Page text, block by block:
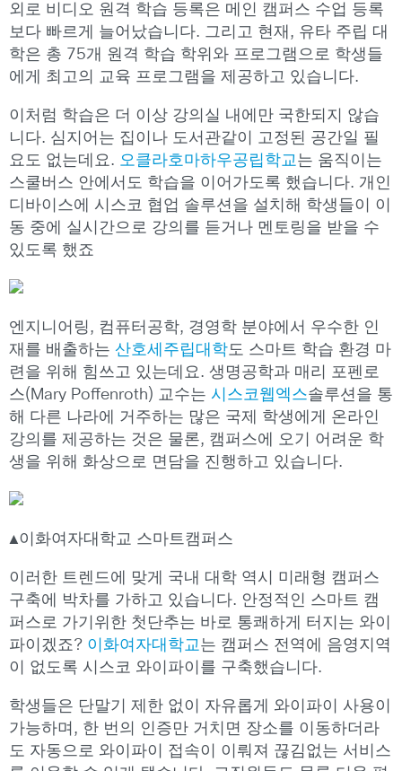
외로 비디오 원격 학습 등록은 메인 캠퍼스 수업 등록
보다 빠르게 늘어났습니다. 그리고 현재, 유타 주립 대
학은 총 75개 원격 학습 학위와 프로그램으로 학생들
에게 최고의 교육 프로그램을 제공하고 있습니다.
이처럼 학습은 더 이상 강의실 내에만 국한되지 않습
니다. 심지어는 집이나 도서관같이 고정된 공간일 필
요도 없는데요. 오클라호마하우공립학교는 움직이는
스쿨버스 안에서도 학습을 이어가도록 했습니다. 개인
디바이스에 시스코 협업 솔루션을 설치해 학생들이 이
동 중에 실시간으로 강의를 듣거나 멘토링을 받을 수
있도록 했죠
엔지니어링, 컴퓨터공학, 경영학 분야에서 우수한 인
재를 배출하는 산호세주립대학도 스마트 학습 환경 마
련을 위해 힘쓰고 있는데요. 생명공학과 매리 포펜로
스(Mary Poffenroth) 교수는 시스코웹엑스솔루션을 통
해 다른 나라에 거주하는 많은 국제 학생에게 온라인
강의를 제공하는 것은 물론, 캠퍼스에 오기 어려운 학
생을 위해 화상으로 면담을 진행하고 있습니다.
▲이화여자대학교 스마트캠퍼스
이러한 트렌드에 맞게 국내 대학 역시 미래형 캠퍼스
구축에 박차를 가하고 있습니다. 안정적인 스마트 캠
퍼스로 가기위한 첫단추는 바로 통쾌하게 터지는 와이
파이겠죠? 이화여자대학교는 캠퍼스 전역에 음영지역
이 없도록 시스코 와이파이를 구축했습니다.
학생들은 단말기 제한 없이 자유롭게 와이파이 사용이
가능하며, 한 번의 인증만 거치면 장소를 이동하더라
도 자동으로 와이파이 접속이 이뤄져 끊김없는 서비스